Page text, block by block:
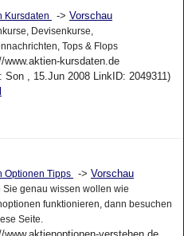
Kursdaten -> Vorschau
Devisenkurse,
Tops & Flops
www.aktien-kursdaten.de
Son , 15.Jun 2008 LinkID: 2049311)
Optionen Tipps -> Vorschau
Sie genau wissen wollen wie
funktionieren, dann besuchen
Seite.